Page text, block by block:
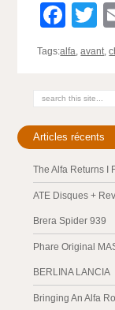
Tags:alfa,avant,
Articles récents
The Alfa Returns I
ATE Disques +
Brera Spider 939
Phare Original
BERLINA LANCIA
Bringing An Alfa